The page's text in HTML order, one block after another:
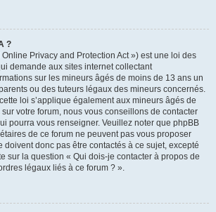
?
Online Privacy and Protection Act ») est une loi des
demande aux sites internet collectant
sur les mineurs âgés de moins de 13 ans un
ou des tuteurs légaux des mineurs concernés.
loi s’applique également aux mineurs âgés de
votre forum, nous vous conseillons de contacter
pourra vous renseigner. Veuillez noter que phpBB
de ce forum ne peuvent pas vous proposer
doivent donc pas être contactés à ce sujet, excepté
sur la question « Qui dois-je contacter à propos de
légaux liés à ce forum ? ».